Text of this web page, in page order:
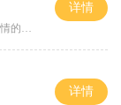
友进
详情
详情